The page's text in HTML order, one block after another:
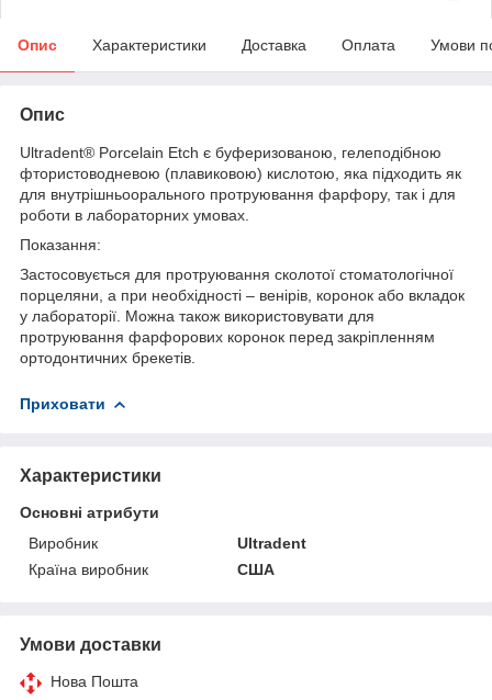
Опис Характеристики Доставка Оплата Умови
Опис
Ultradent® Porcelain Etch є буферизованою, гелеподібною
фтористоводневою (плавиковою) кислотою, яка підходить як
для внутрішньоорального протруювання фарфору, так і для
роботи в лабораторних умовах.
Показання:
Застосовується для протруювання сколотої стоматологічної
порцеляни, а при необхідності – венірів, коронок або вкладок
у лабораторії. Можна також використовувати для
протруювання фарфорових коронок перед закріпленням
ортодонтичних брекетів.
Приховати
Характеристики
Основні атрибути
Виробник
Ultradent
Країна виробник
США
Умови доставки
Нова Пошта